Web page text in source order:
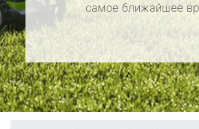
самое ближайшее